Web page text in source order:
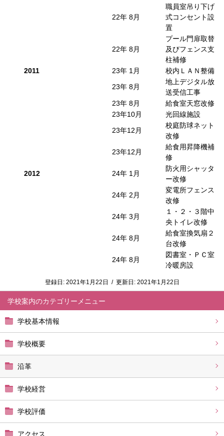
学校案内
学校基本情報
学校概要
沿革
学校経営
学校評価
アクセス
22年 8月
職員室吊り下げ
式コンセント設
置
22年 8月
プール門扉取替
及びフェンス支
柱補修
2011
23年 1月
校内ＬＡＮ整備
23年 8月
地上デジタル放
送受信工事
23年 8月
給食室天窓改修
23年10月
光回線施設
23年12月
校庭防球ネット
改修
23年12月
給食用昇降機補
修
2012
24年 1月
防火用シャッタ
ー改修
24年 2月
変電所フェンス
改修
24年 3月
１・２・３階中
央トイレ改修
24年 8月
給食室換気扇２
台改修
24年 8月
図書室・ＰＣ室
冷暖房設
登録日: 2021年1月22日 / 更新日: 2021年1月22日